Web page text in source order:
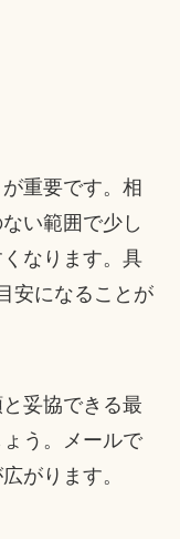
重要です。相
い範囲で少し
なります。具
安になることが
妥協できる最
う。メールで
がります。